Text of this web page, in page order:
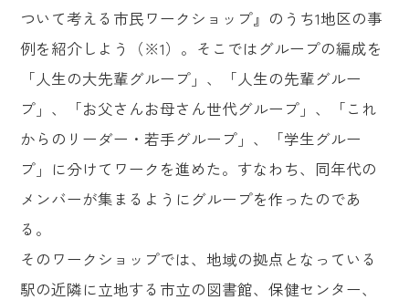
ついて考える市民ワークショップ』のうち1地区の事
例を紹介しよう（※1）。そこではグループの編成を
「人生の大先輩グループ」、「人生の先輩グルー
プ」、「お父さんお母さん世代グループ」、「これ
からのリーダー・若手グループ」、「学生グルー
プ」に分けてワークを進めた。すなわち、同年代の
メンバーが集まるようにグループを作ったのであ
る。
そのワークショップでは、地域の拠点となっている
駅の近隣に立地する市立の図書館、保健センター、